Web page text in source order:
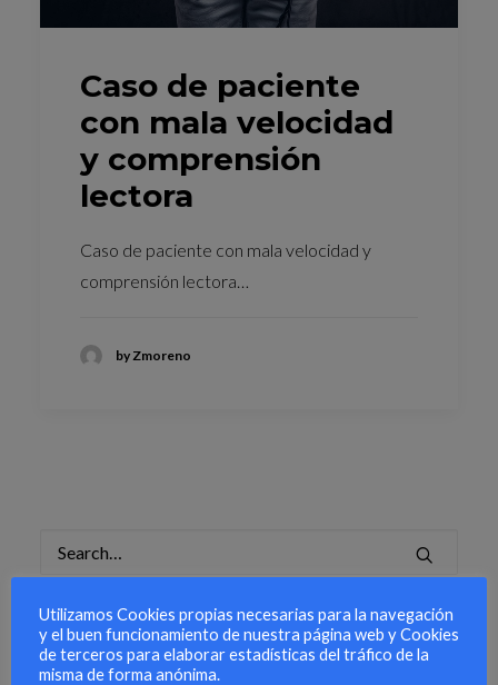
Caso de paciente
con mala velocidad
y comprensión
lectora
Caso de paciente con mala velocidad y
comprensión lectora…
by Zmoreno
ÚLTIMOS POST
Utilizamos Cookies propias necesarias para la navegación
y el buen funcionamiento de nuestra página web y Cookies
de terceros para elaborar estadísticas del tráfico de la
misma de forma anónima.